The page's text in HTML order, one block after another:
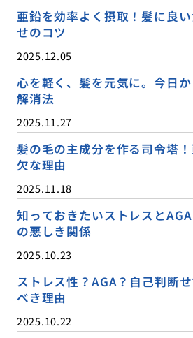
亜鉛を効率よく摂取！髪に良
せのコツ
2025.12.05
心を軽く、髪を元気に。今日
解消法
2025.11.27
髪の毛の主成分を作る司令塔
欠な理由
2025.11.18
知っておきたいストレスとAGA
の悪しき関係
2025.10.23
ストレス性？AGA？自己判断
べき理由
2025.10.22